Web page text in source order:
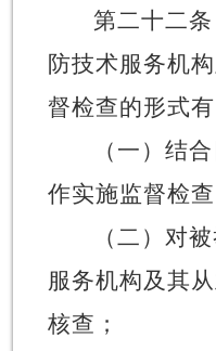
第二十二条
防技术服务机
督检查的形式有
（一）结
作实施监督检查
（二）对
服务机构及其
核查；